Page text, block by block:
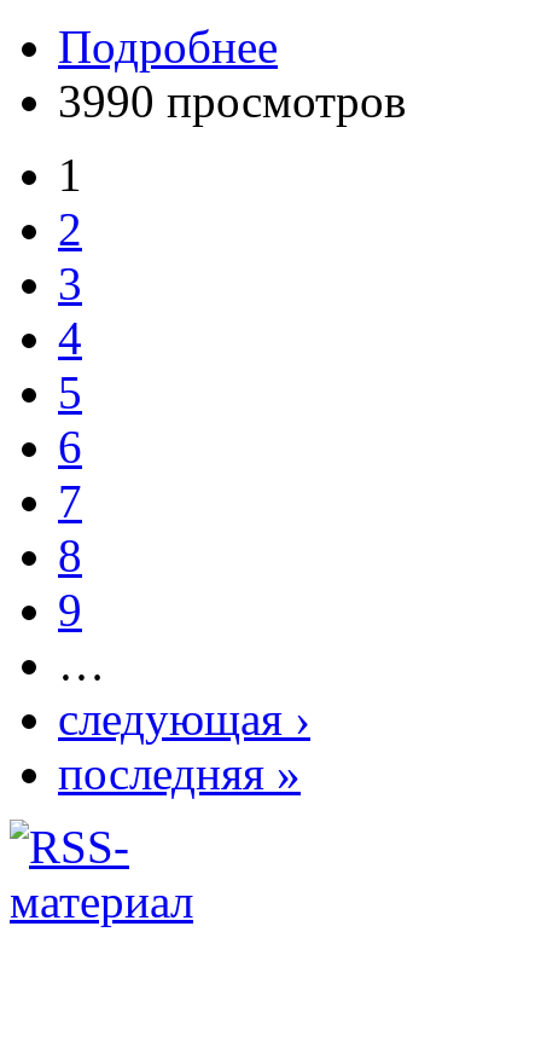
Подробнее
3990 просмотров
1
2
3
4
5
6
7
8
9
…
следующая ›
последняя »